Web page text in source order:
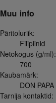
Muu info
Päritoluriik:
Filipiinid
Netokogus (g/ml):
700
Kaubamärk:
DON PAPA
Tarnija kontaktid: